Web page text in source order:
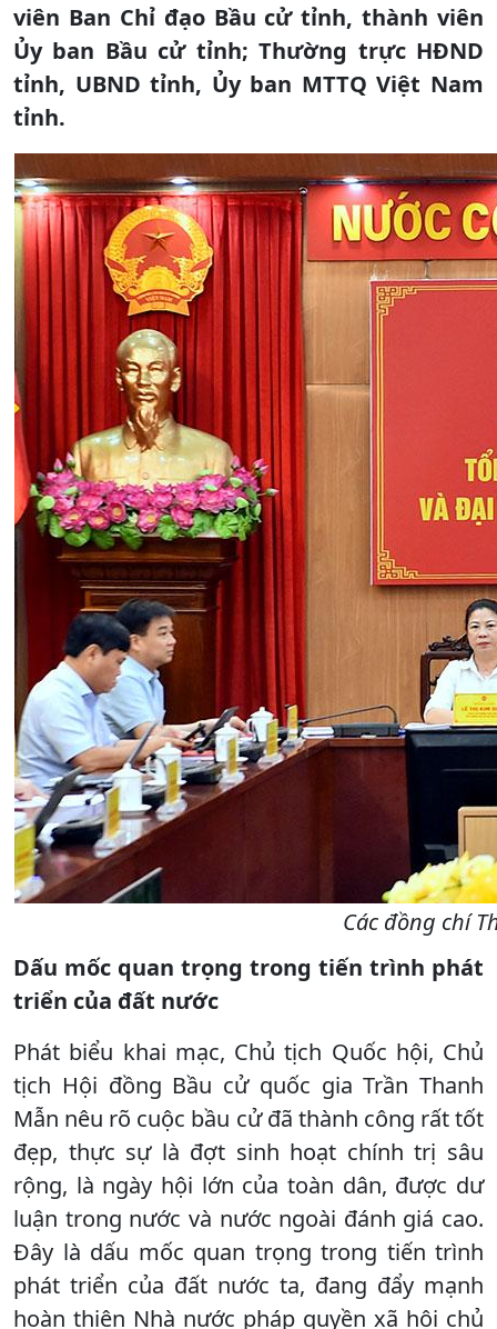
viên Ban Chỉ đạo Bầu cử tỉnh, thành viên
Ủy ban Bầu cử tỉnh; Thường trực HĐND
tỉnh, UBND tỉnh, Ủy ban MTTQ Việt Nam
tỉnh.
Các đồng chí
Dấu mốc quan trọng trong tiến trình phát
triển của đất nước
Phát biểu khai mạc, Chủ tịch Quốc hội, Chủ
tịch Hội đồng Bầu cử quốc gia Trần Thanh
Mẫn nêu rõ cuộc bầu cử đã thành công rất tốt
đẹp, thực sự là đợt sinh hoạt chính trị sâu
rộng, là ngày hội lớn của toàn dân, được dư
luận trong nước và nước ngoài đánh giá cao.
Đây là dấu mốc quan trọng trong tiến trình
phát triển của đất nước ta, đang đẩy mạnh
hoàn thiện Nhà nước pháp quyền xã hội chủ